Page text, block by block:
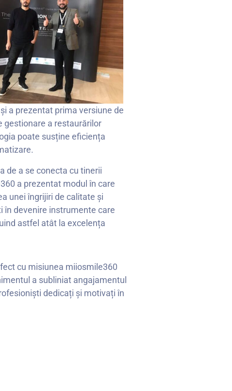
a prezentat prima versiune de
gestionare a restaurărilor
poate susține eficiența
de a se conecta cu tinerii
a prezentat modul în care
unei îngrijiri de calitate și
în devenire instrumente care
astfel atât la excelența
cu misiunea miiosmile360
a subliniat angajamentul
dedicați și motivați în